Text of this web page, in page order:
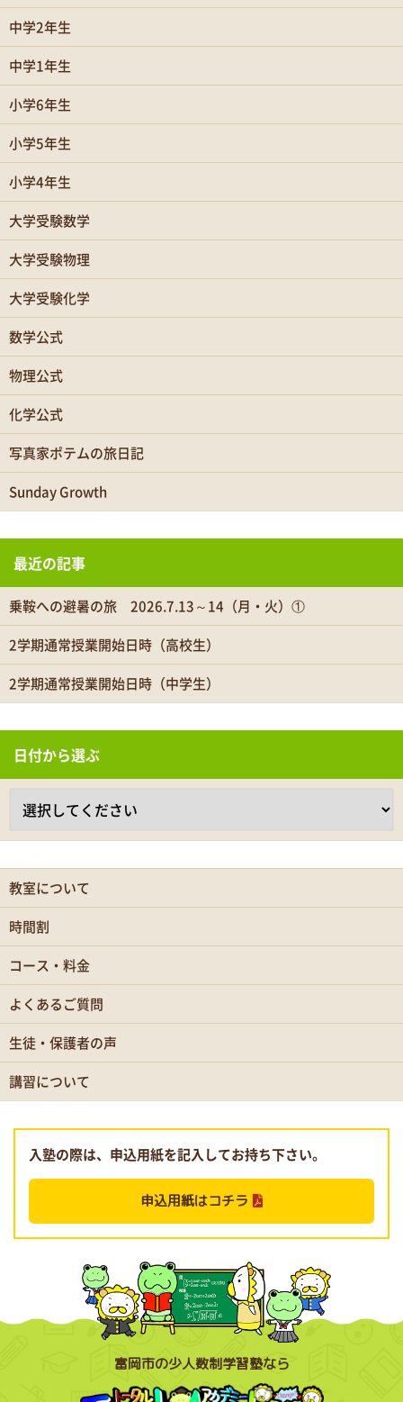
中学2年生
中学1年生
小学6年生
小学5年生
小学4年生
大学受験数学
大学受験物理
大学受験化学
数学公式
物理公式
化学公式
写真家ポテムの旅日記
Sunday Growth
最近の記事
乗鞍への避暑の旅 2026.7.13～14（月・火）①
2学期通常授業開始日時（高校生）
2学期通常授業開始日時（中学生）
日付から選ぶ
教室について
時間割
コース・料金
よくあるご質問
生徒・保護者の声
講習について
入塾の際は、申込用紙を記入してお持ち下さい。
申込用紙はコチラ
富岡市の少人数制学習塾なら